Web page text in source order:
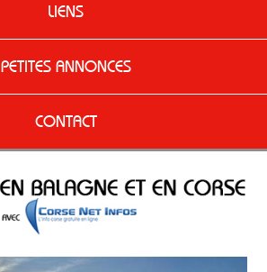
LIENS
PETITES ANNONCES
CONTACT